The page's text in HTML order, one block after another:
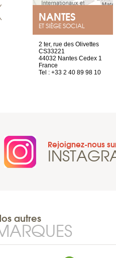
NANTES
ET SIÈGE SOCIAL
2 ter, rue des Olivettes
CS33221
44032 Nantes Cedex 1
France
Tel : +33 2 40 89 98 10
Rejoignez-nous
autres